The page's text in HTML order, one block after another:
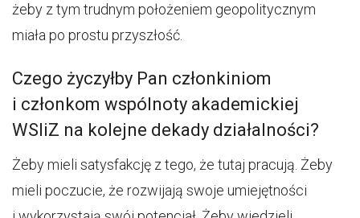
żeby z tym trudnym położeniem geopolitycznym
miała po prostu przyszłość.
Czego życzyłby Pan członkiniom
i członkom wspólnoty akademickiej
WSIiZ na kolejne dekady działalności?
Żeby mieli satysfakcję z tego, że tutaj pracują. Żeby
mieli poczucie, że rozwijają swoje umiejętności